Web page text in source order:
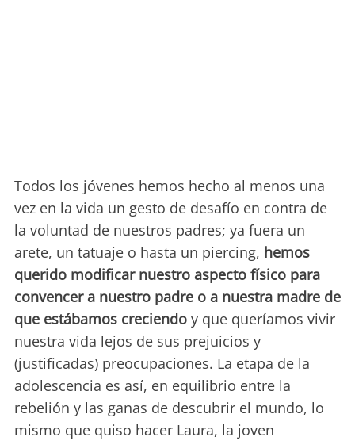
Todos los jóvenes hemos hecho al menos una
vez en la vida un gesto de desafío en contra de
la voluntad de nuestros padres; ya fuera un
arete, un tatuaje o hasta un piercing, hemos
querido modificar nuestro aspecto físico para
convencer a nuestro padre o a nuestra madre de
que estábamos creciendo y que queríamos vivir
nuestra vida lejos de sus prejuicios y
(justificadas) preocupaciones. La etapa de la
adolescencia es así, en equilibrio entre la
rebelión y las ganas de descubrir el mundo, lo
mismo que quiso hacer Laura, la joven